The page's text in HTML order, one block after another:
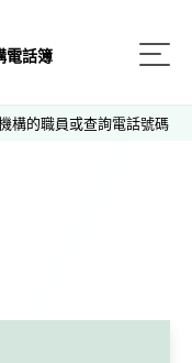
電話簿
構的職員或查詢電話號碼